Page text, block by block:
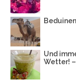
Und
Wetter!